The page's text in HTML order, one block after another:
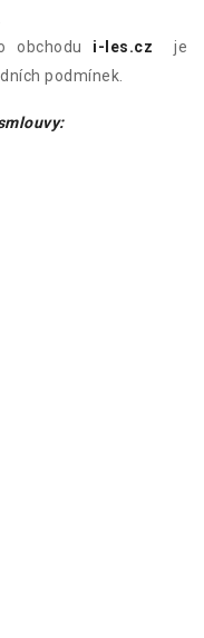
obchodu i-les.cz je
podmínek.